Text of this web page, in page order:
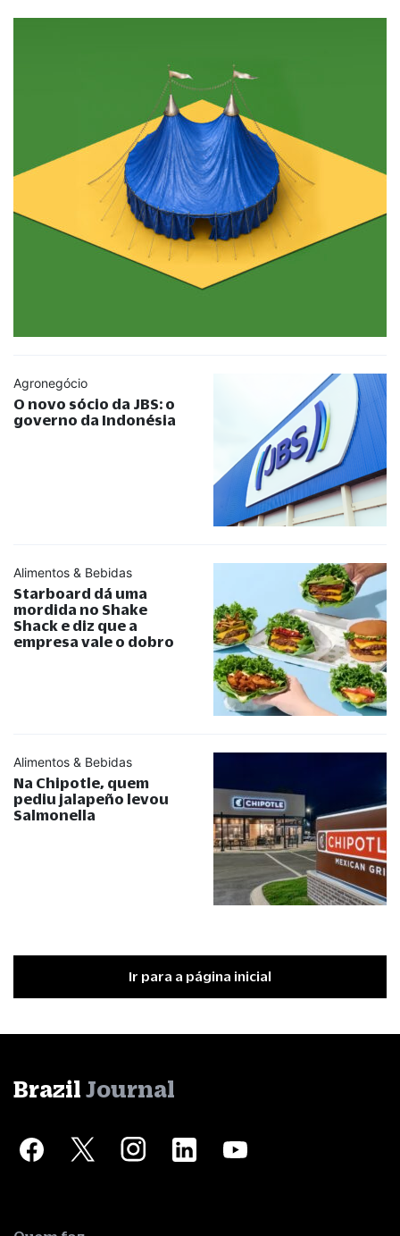
Agronegócio
O novo sócio da JBS: o
governo da Indonésia
Alimentos & Bebidas
Starboard dá uma
mordida no Shake
Shack e diz que a
empresa vale o dobro
Alimentos & Bebidas
Na Chipotle, quem
pediu jalapeño levou
Salmonella
Ir para a página inicial
Brazil Journal